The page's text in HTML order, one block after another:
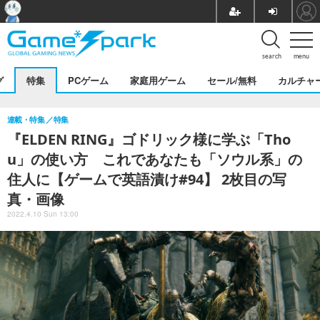
menu
search
特集 PCゲーム 家庭用ゲーム セール/無料 カルチャ
『ELDEN RING』ゴドリック様に学ぶ「Tho
u」の使い方 これであなたも「ソウル系」の
住人に【ゲームで英語漬け#94】 2枚目の写
真・画像
連載・特集 特集
2022.4.10 Sun 13:00